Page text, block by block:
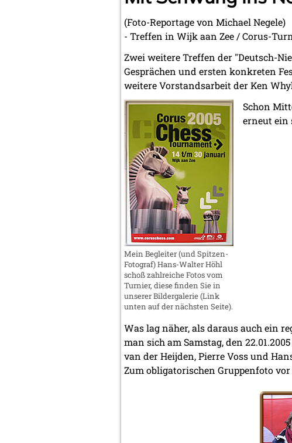
(Foto-Reportage von Michael Negele)
- Treffen in Wijk aan Zee / Corus-
Zwei weitere Treffen der "Deutsch-
Gesprächen und ersten konkreten
weitere Vorstandsarbeit der Ken
Mein Begleiter (und Spitzen-
Fotograf) Hans-Walter Höhl
schoß zahlreiche Fotos vom
Turnier, diese finden Sie in
unserer Bildergalerie (Link
unten auf der nächsten Seite).
Schon
erneut ein
Was lag näher, als daraus auch ein
man sich am Samstag, den
van der Heijden, Pierre Voss und
Zum obligatorischen Gruppenfoto